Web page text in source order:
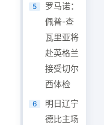
5
罗马诺：
佩普-查
瓦里亚将
赴英格兰
接受切尔
西体检
6
明日辽宁
德比主场